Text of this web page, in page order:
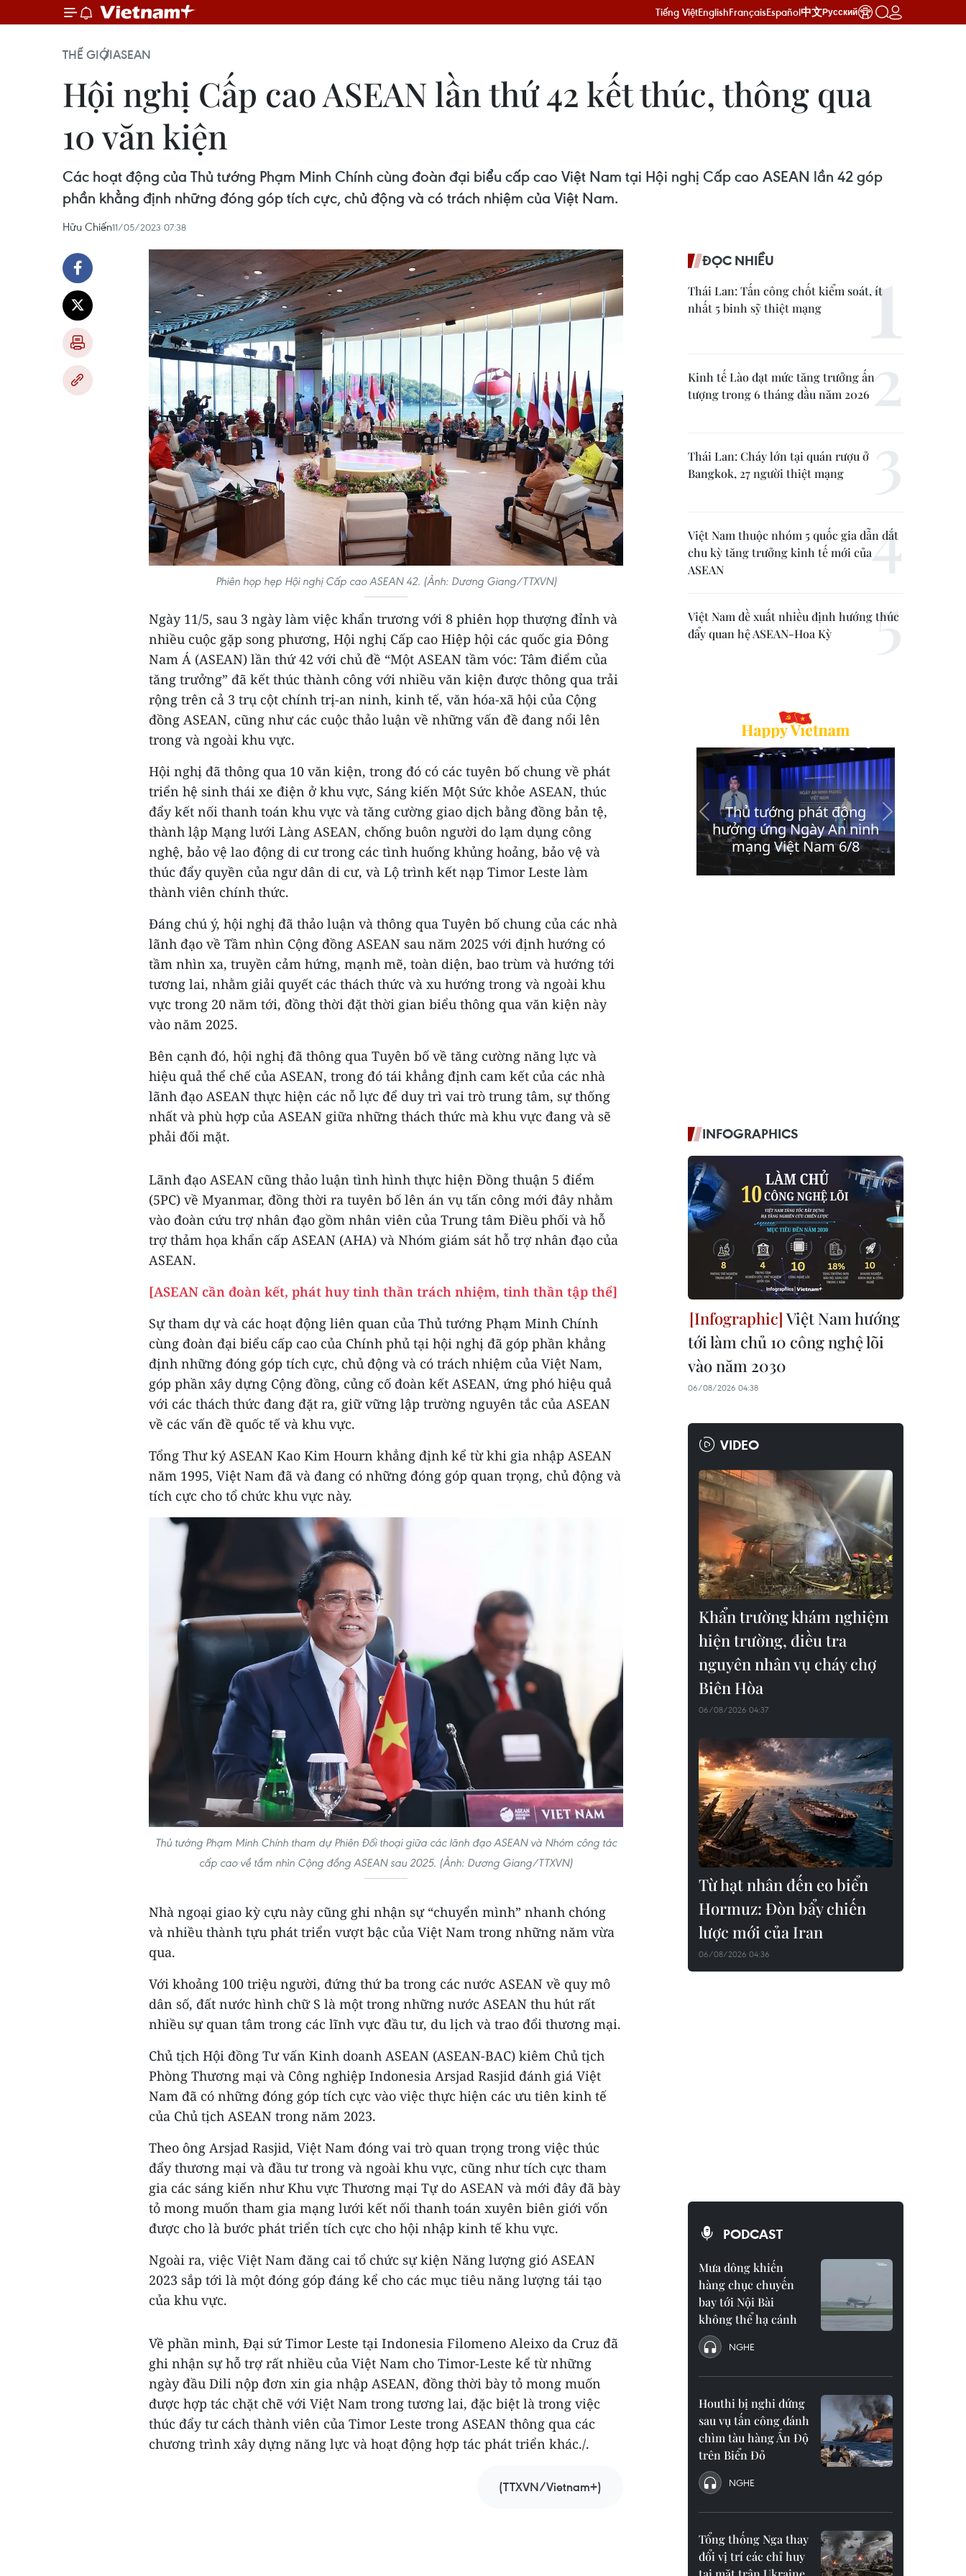
Tiếng ViệtEnglishFrançaisEspañol中文Русский
THẾ GIỚIASEAN
Hội nghị Cấp cao ASEAN lần thứ 42 kết thúc, thông qua
10 văn kiện
Các hoạt động của Thủ tướng Phạm Minh Chính cùng đoàn đại biểu cấp cao Việt Nam tại Hội nghị Cấp cao ASEAN lần 42 góp
phần khẳng định những đóng góp tích cực, chủ động và có trách nhiệm của Việt Nam.
Hữu Chiến11/05/2023 07:38
Phiên họp hẹp Hội nghị Cấp cao ASEAN 42. (Ảnh: Dương Giang/TTXVN)
Ngày 11/5, sau 3 ngày làm việc khẩn trương với 8 phiên họp thượng đỉnh và
nhiều cuộc gặp song phương, Hội nghị Cấp cao Hiệp hội các quốc gia Đông
Nam Á (ASEAN) lần thứ 42 với chủ đề “Một ASEAN tầm vóc: Tâm điểm của
tăng trưởng” đã kết thúc thành công với nhiều văn kiện được thông qua trải
rộng trên cả 3 trụ cột chính trị-an ninh, kinh tế, văn hóa-xã hội của Cộng
đồng ASEAN, cũng như các cuộc thảo luận về những vấn đề đang nổi lên
trong và ngoài khu vực.
Hội nghị đã thông qua 10 văn kiện, trong đó có các tuyên bố chung về phát
triển hệ sinh thái xe điện ở khu vực, Sáng kiến Một Sức khỏe ASEAN, thúc
đẩy kết nối thanh toán khu vực và tăng cường giao dịch bằng đồng bản tệ,
thành lập Mạng lưới Làng ASEAN, chống buôn người do lạm dụng công
nghệ, bảo vệ lao động di cư trong các tình huống khủng hoảng, bảo vệ và
thúc đẩy quyền của ngư dân di cư, và Lộ trình kết nạp Timor Leste làm
thành viên chính thức.
Đáng chú ý, hội nghị đã thảo luận và thông qua Tuyên bố chung của các nhà
lãnh đạo về Tầm nhìn Cộng đồng ASEAN sau năm 2025 với định hướng có
tầm nhìn xa, truyền cảm hứng, mạnh mẽ, toàn diện, bao trùm và hướng tới
tương lai, nhằm giải quyết các thách thức và xu hướng trong và ngoài khu
vực trong 20 năm tới, đồng thời đặt thời gian biểu thông qua văn kiện này
vào năm 2025.
Bên cạnh đó, hội nghị đã thông qua Tuyên bố về tăng cường năng lực và
hiệu quả thể chế của ASEAN, trong đó tái khẳng định cam kết của các nhà
lãnh đạo ASEAN thực hiện các nỗ lực để duy trì vai trò trung tâm, sự thống
nhất và phù hợp của ASEAN giữa những thách thức mà khu vực đang và sẽ
phải đối mặt.
Lãnh đạo ASEAN cũng thảo luận tình hình thực hiện Đồng thuận 5 điểm
(5PC) về Myanmar, đồng thời ra tuyên bố lên án vụ tấn công mới đây nhằm
vào đoàn cứu trợ nhân đạo gồm nhân viên của Trung tâm Điều phối và hỗ
trợ thảm họa khẩn cấp ASEAN (AHA) và Nhóm giám sát hỗ trợ nhân đạo của
ASEAN.
[ASEAN cần đoàn kết, phát huy tinh thần trách nhiệm, tinh thần tập thể]
Sự tham dự và các hoạt động liên quan của Thủ tướng Phạm Minh Chính
cùng đoàn đại biểu cấp cao của Chính phủ tại hội nghị đã góp phần khẳng
định những đóng góp tích cực, chủ động và có trách nhiệm của Việt Nam,
góp phần xây dựng Cộng đồng, củng cố đoàn kết ASEAN, ứng phó hiệu quả
với các thách thức đang đặt ra, giữ vững lập trường nguyên tắc của ASEAN
về các vấn đề quốc tế và khu vực.
Tổng Thư ký ASEAN Kao Kim Hourn khẳng định kể từ khi gia nhập ASEAN
năm 1995, Việt Nam đã và đang có những đóng góp quan trọng, chủ động và
tích cực cho tổ chức khu vực này.
Thủ tướng Phạm Minh Chính tham dự Phiên Đối thoại giữa các lãnh đạo ASEAN và Nhóm công tác
cấp cao về tầm nhìn Cộng đồng ASEAN sau 2025. (Ảnh: Dương Giang/TTXVN)
Nhà ngoại giao kỳ cựu này cũng ghi nhận sự “chuyển mình” nhanh chóng
và nhiều thành tựu phát triển vượt bậc của Việt Nam trong những năm vừa
qua.
Với khoảng 100 triệu người, đứng thứ ba trong các nước ASEAN về quy mô
dân số, đất nước hình chữ S là một trong những nước ASEAN thu hút rất
nhiều sự quan tâm trong các lĩnh vực đầu tư, du lịch và trao đổi thương mại.
Chủ tịch Hội đồng Tư vấn Kinh doanh ASEAN (ASEAN-BAC) kiêm Chủ tịch
Phòng Thương mại và Công nghiệp Indonesia Arsjad Rasjid đánh giá Việt
Nam đã có những đóng góp tích cực vào việc thực hiện các ưu tiên kinh tế
của Chủ tịch ASEAN trong năm 2023.
Theo ông Arsjad Rasjid, Việt Nam đóng vai trò quan trọng trong việc thúc
đẩy thương mại và đầu tư trong và ngoài khu vực, cũng như tích cực tham
gia các sáng kiến như Khu vực Thương mại Tự do ASEAN và mới đây đã bày
tỏ mong muốn tham gia mạng lưới kết nối thanh toán xuyên biên giới vốn
được cho là bước phát triển tích cực cho hội nhập kinh tế khu vực.
Ngoài ra, việc Việt Nam đăng cai tổ chức sự kiện Năng lượng gió ASEAN
2023 sắp tới là một đóng góp đáng kể cho các mục tiêu năng lượng tái tạo
của khu vực.
Về phần mình, Đại sứ Timor Leste tại Indonesia Filomeno Aleixo da Cruz đã
ghi nhận sự hỗ trợ rất nhiều của Việt Nam cho Timor-Leste kể từ những
ngày đầu Dili nộp đơn xin gia nhập ASEAN, đồng thời bày tỏ mong muốn
được hợp tác chặt chẽ với Việt Nam trong tương lai, đặc biệt là trong việc
thúc đẩy tư cách thành viên của Timor Leste trong ASEAN thông qua các
chương trình xây dựng năng lực và hoạt động hợp tác phát triển khác./.
(TTXVN/Vietnam+)
ĐỌC NHIỀU
Thái Lan: Tấn công chốt kiểm soát, ít
nhất 5 binh sỹ thiệt mạng
Kinh tế Lào đạt mức tăng trưởng ấn
tượng trong 6 tháng đầu năm 2026
Thái Lan: Cháy lớn tại quán rượu ở
Bangkok, 27 người thiệt mạng
Việt Nam thuộc nhóm 5 quốc gia dẫn dắt
chu kỳ tăng trưởng kinh tế mới của
ASEAN
Việt Nam đề xuất nhiều định hướng thúc
đẩy quan hệ ASEAN-Hoa Kỳ
INFOGRAPHICS
Việt Nam hướng
tới làm chủ 10 công nghệ lõi
vào năm 2030
06/08/2026 04:38
VIDEO
Khẩn trường khám nghiệm
hiện trường, điều tra
nguyên nhân vụ cháy chợ
Biên Hòa
06/08/2026 04:37
Từ hạt nhân đến eo biển
Hormuz: Đòn bẩy chiến
lược mới của Iran
06/08/2026 04:36
PODCAST
Mưa dông khiến
hàng chục chuyến
bay tới Nội Bài
không thể hạ cánh
NGHE
Houthi bị nghi đứng
sau vụ tấn công đánh
chìm tàu hàng Ấn Độ
trên Biển Đỏ
NGHE
Tổng thống Nga thay
đổi vị trí các chỉ huy